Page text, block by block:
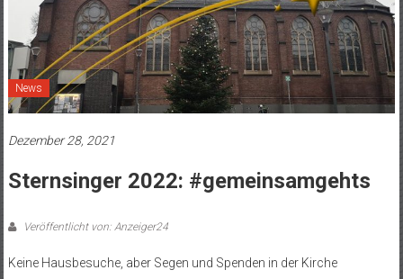
News
Dezember 28, 2021
Sternsinger 2022: #gemeinsamgehts
Veröffentlicht von: Anzeiger24
Keine Hausbesuche, aber Segen und Spenden in der Kirche